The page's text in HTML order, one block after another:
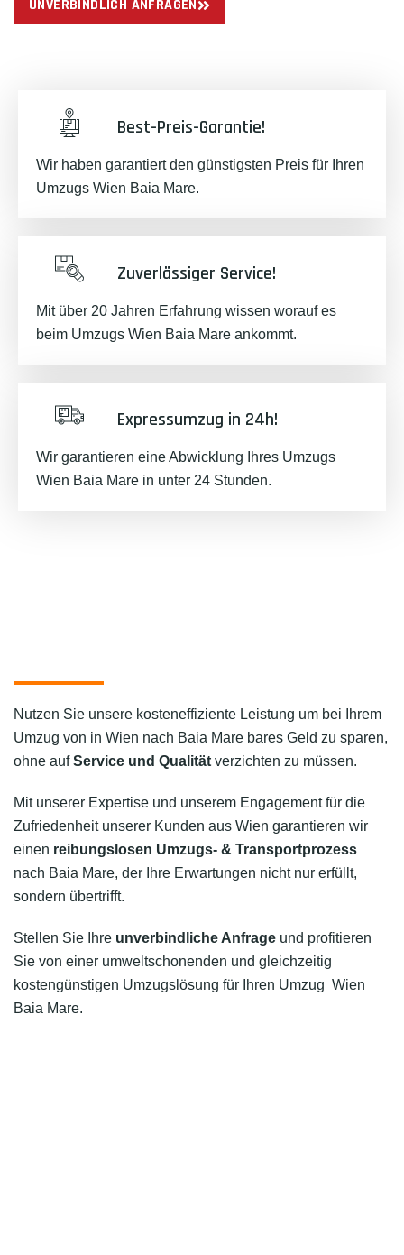
UNVERBINDLICH ANFRAGEN
Best-Preis-Garantie!
Wir haben garantiert den günstigsten Preis für Ihren
Umzugs Wien Baia Mare.
Zuverlässiger Service!
Mit über 20 Jahren Erfahrung wissen worauf es
beim Umzugs Wien Baia Mare ankommt.
Expressumzug in 24h!
Wir garantieren eine Abwicklung Ihres Umzugs
Wien Baia Mare in unter 24 Stunden.
Nutzen Sie unsere kosteneffiziente Leistung um bei Ihrem
Umzug von in Wien nach Baia Mare bares Geld zu sparen,
ohne aufService und Qualität verzichten zu müssen.
Mit unserer Expertise und unserem Engagement für die
Zufriedenheit unserer Kunden aus Wien garantieren wir
einen reibungslosen Umzugs- & Transportprozess
nach Baia Mare, der Ihre Erwartungen nicht nur erfüllt,
sondern übertrifft.
Stellen Sie Ihre unverbindliche Anfrage und profitieren
Sie von einer umweltschonenden und gleichzeitig
kostengünstigen Umzugslösung für Ihren Umzug Wien
Baia Mare.